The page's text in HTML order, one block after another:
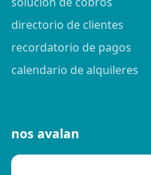
directorio de clientes
recordatorio de pagos
calendario de alquileres
nos avalan